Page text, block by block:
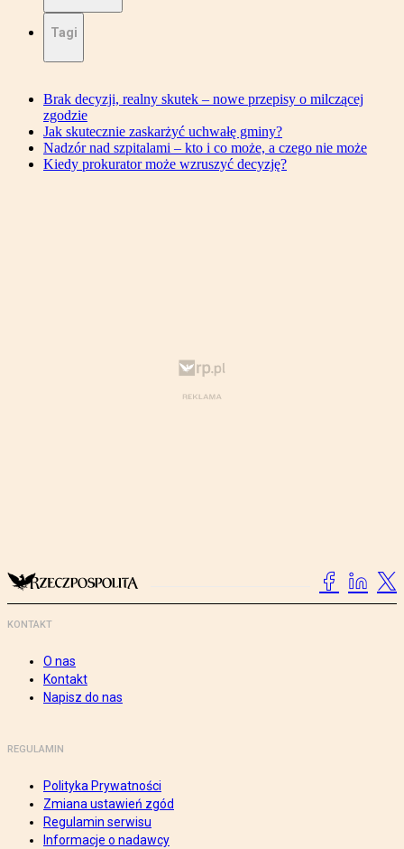
Tagi
Brak decyzji, realny skutek – nowe przepisy o milczącej
zgodzie
Jak skutecznie zaskarżyć uchwałę gminy?
Nadzór nad szpitalami – kto i co może, a czego nie może
Kiedy prokurator może wzruszyć decyzję?
KONTAKT
O nas
Kontakt
Napisz do nas
REGULAMIN
Polityka Prywatności
Zmiana ustawień zgód
Regulamin serwisu
Informacje o nadawcy